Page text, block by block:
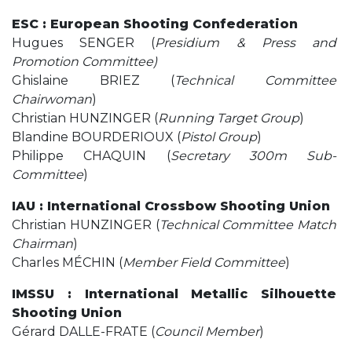
ESC : European Shooting Confederation
Hugues SENGER (Presidium & Press and
Promotion Committee)
Ghislaine BRIEZ (Technical Committee
Chairwoman)
Christian HUNZINGER (Running Target Group)
Blandine BOURDERIOUX (Pistol Group)
Philippe CHAQUIN (Secretary 300m Sub-
Committee)
IAU : International Crossbow Shooting Union
Christian HUNZINGER (Technical Committee Match
Chairman)
Charles MÉCHIN (Member Field Committee)
IMSSU : International Metallic Silhouette
Shooting Union
Gérard DALLE-FRATE (Council Member)